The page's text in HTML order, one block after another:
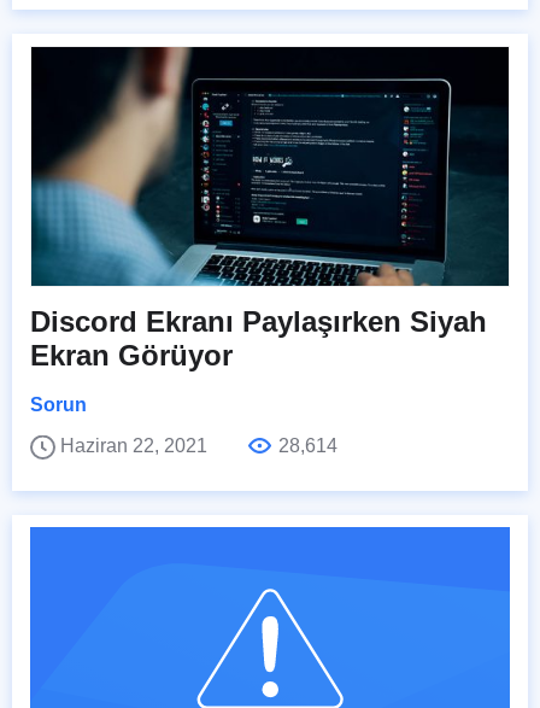
Discord Ekranı Paylaşırken Siyah
Ekran Görüyor
Sorun
Haziran 22, 2021
28,614